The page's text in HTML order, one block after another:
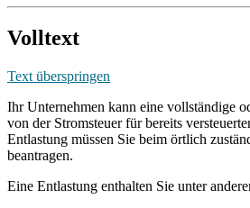
Volltext
Text überspringen
Ihr Unternehmen kann eine vollständige
von der Stromsteuer für bereits
Entlastung müssen Sie beim örtlich
beantragen.
Eine Entlastung enthalten Sie unter